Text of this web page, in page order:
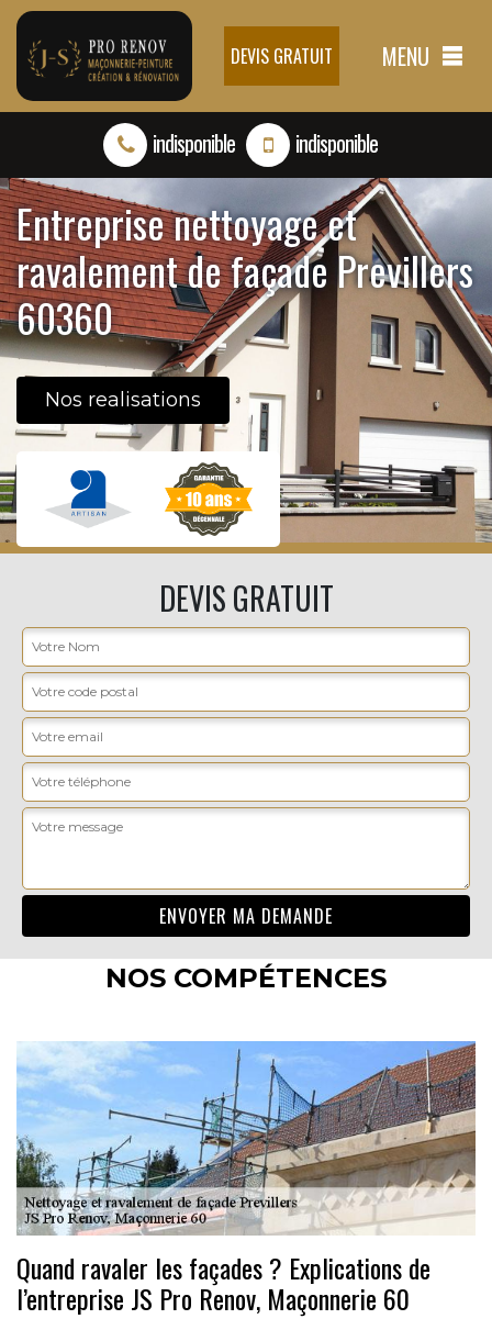
DEVIS GRATUIT MENU
indisponible indisponible
Entreprise nettoyage et
ravalement de façade Previllers
60360
Nos realisations
DEVIS GRATUIT
NOS COMPÉTENCES
Quand ravaler les façades ? Explications de
l’entreprise JS Pro Renov, Maçonnerie 60